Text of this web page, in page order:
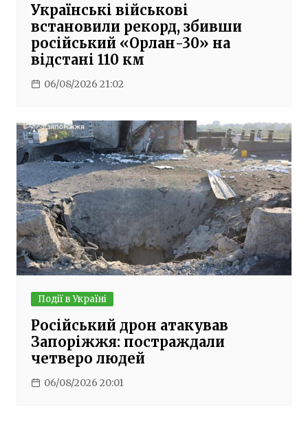
Українські військові
встановили рекорд, збивши
російський «Орлан-30» на
відстані 110 км
06/08/2026 21:02
Події в Україні
Російський дрон атакував
Запоріжжя: постраждали
четверо людей
06/08/2026 20:01